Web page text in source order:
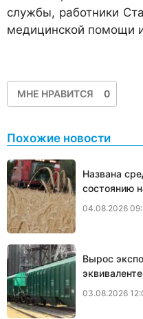
службы, работники
медицинской помощи
МНЕ НРАВИТСЯ 0
Похожие новости
Названа
состоянию
04.08.2026
Вырос
03.08.2026